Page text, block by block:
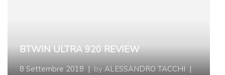
BTWIN ULTRA 920 REVIEW
8 Settembre 2018 | by ALESSANDRO TACCHI |